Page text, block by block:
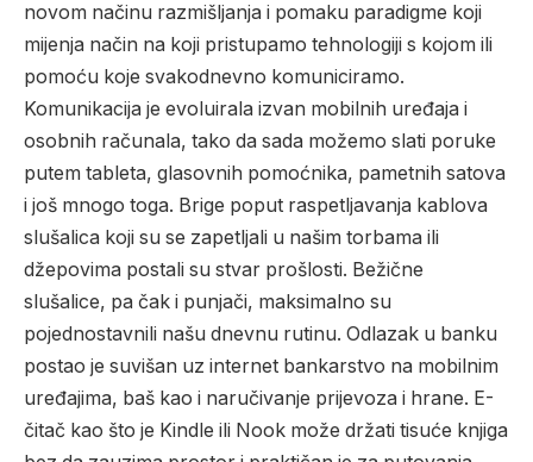
novom načinu razmišljanja i pomaku paradigme koji
mijenja način na koji pristupamo tehnologiji s kojom ili
pomoću koje svakodnevno komuniciramo.
Komunikacija je evoluirala izvan mobilnih uređaja i
osobnih računala, tako da sada možemo slati poruke
putem tableta, glasovnih pomoćnika, pametnih satova
i još mnogo toga. Brige poput raspetljavanja kablova
slušalica koji su se zapetljali u našim torbama ili
džepovima postali su stvar prošlosti. Bežične
slušalice, pa čak i punjači, maksimalno su
pojednostavnili našu dnevnu rutinu. Odlazak u banku
postao je suvišan uz internet bankarstvo na mobilnim
uređajima, baš kao i naručivanje prijevoza i hrane. E-
čitač kao što je Kindle ili Nook može držati tisuće knjiga